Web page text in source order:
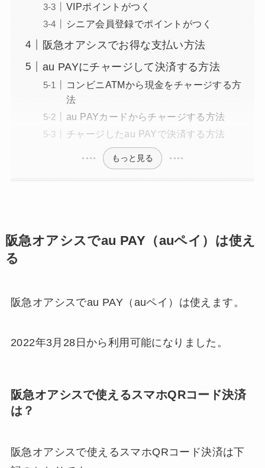
VIPポイントがつく
シニア会員登録でポイントがつく
阪急オアシスでお得な支払い方法
au PAYにチャージして決済する方法
コンビニATMから現金をチャージする方
法
au PAYカードからチャージする方法
チャージしたau PAYで決済する方法
もっと見る
阪急オアシスでau PAY（auペイ）は使え
る
阪急オアシスでau PAY（auペイ）は使えます。
2022年3月28日から利用可能になりました。
阪急オアシスで使えるスマホQRコード決済
は？
阪急オアシスで使えるスマホQRコード決済は下